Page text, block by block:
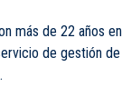
más de 22 años
de gestión